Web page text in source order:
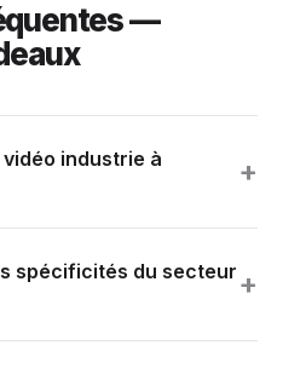
—
industrie à
+
spécificités du secteur +